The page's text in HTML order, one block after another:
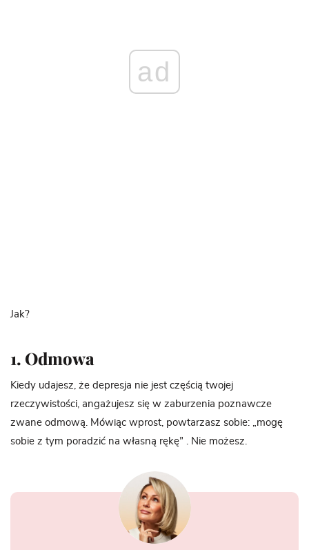
ad
Jak?
1. Odmowa
Kiedy udajesz, że depresja nie jest częścią twojej
rzeczywistości, angażujesz się w zaburzenia poznawcze
zwane odmową. Mówiąc wprost, powtarzasz sobie: „mogę
sobie z tym poradzić na własną rękę” . Nie możesz.